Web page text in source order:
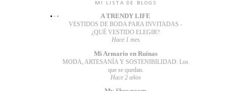
MI LISTA DE BLOGS
A TRENDY LIFE
VESTIDOS DE BODA PARA INVITADAS -
¿QUÉ VESTIDO ELEGIR?
Hace 1 mes
Mi Armario en Ruinas
MODA, ARTESANÍA Y SOSTENIBILIDAD: Los
que se quedan.
Hace 2 años